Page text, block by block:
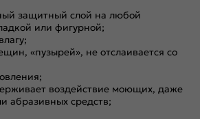
защитный слой на любой
или фигурной;
«пузырей», не отслаивается со
воздействие моющих, даже
абразивных средств;